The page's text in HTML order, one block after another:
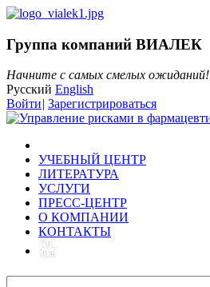
Группа компаний ВИАЛЕК
Начните с самых смелых ожиданий!
Русский English
Войти| Зарегистрироваться
УЧЕБНЫЙ ЦЕНТР
ЛИТЕРАТУРА
УСЛУГИ
ПРЕСС-ЦЕНТР
О КОМПАНИИ
КОНТАКТЫ